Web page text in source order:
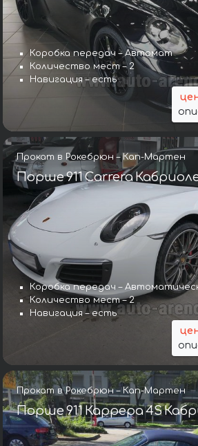
Коробка передач – Автомат
Количество мест – 2
Навигация – есть
Прокат в Рокебрюн – Кап-Мартен
Порше 911 Carrera
Коробка передач –
Количество мест – 2
Навигация – есть
Прокат в Рокебрюн – Кап-Мартен
Порше 911 Каррера 4S